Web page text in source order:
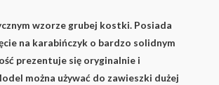
wzorze grubej kostki. Posiada
na karabińczyk o bardzo solidnym
prezentuje się oryginalnie i
można używać do zawieszki dużej